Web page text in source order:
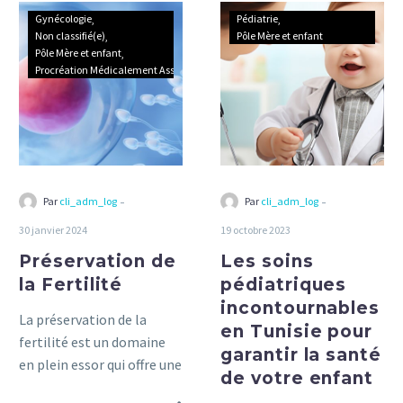
Préservation
de
la
Fertilité
Gynécologie
Non classifié(e)
Pôle Mère et enfant
Procréation Médicalement Assistée
Par cli_adm_log -
30 janvier 2024
Préservation de
la Fertilité
La préservation de la
fertilité est un domaine
en plein essor qui offre une
Les
soins
pédiatriques
en
Tunisie
pour
garantir
votre
enfant
Pédiatrie
Pôle Mère et enfant
Par cli_adm_log -
19 octobre 2023
Les soins
pédiatriques
incontournables
en Tunisie pour
garantir la santé
de votre enfant